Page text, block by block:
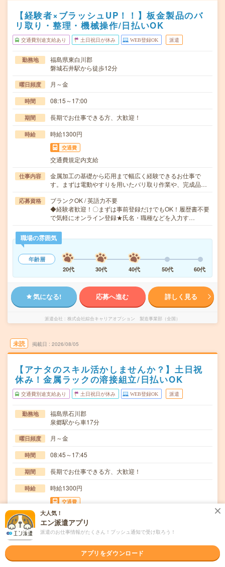
【経験者×ブラッシュUP！！】板金製品のバ
リ取り・整理・機械操作/日払いOK
交通費別途支給あり 土日祝日が休み WEB登録OK 派遣
勤務地
福島県東白川郡
磐城石井駅から徒歩12分
曜日頻度 月～金
時間 08:15～17:00
期間 長期でお仕事できる方、大歓迎！
時給 時給1300円
交通費
交通費規定内支給
仕事内容
金属加工の基礎から応用まで幅広く経験できるお仕事で
す。まずは電動やすりを用いたバリ取り作業や、完成品…
応募資格
ブランクOK / 英語力不要
◆経験者歓迎！〇まずは事前登録だけでもOK！履歴書不要
で気軽にオンライン登録★氏名・職種などを入力す…
職場の雰囲気
年齢層
20代
30代 40代 50代 60代
気になる! 応募へ進む 詳しく見る
派遣会社 株式会社綜合キャリアオプション 製造事業部（全国）
未読 掲載日 2026/08/05
【アナタのスキル活かしませんか？】土日祝
休み！金属ラックの溶接組立/日払いOK
交通費別途支給あり 土日祝日が休み WEB登録OK 派遣
勤務地
福島県石川郡
泉郷駅から車17分
曜日頻度 月～金
時間 08:45～17:45
期間 長期でお仕事できる方、大歓迎！
時給 時給1300円
交通費
交通費規定内支給
仕事内容
組立・塗装金属ラックの製造工場にて、図面を確認しなが
ブランクOK / 英語力不要
◆経験者歓迎！〇まずは事前登録だけでもOK！履歴書不要
大人気！
エン派遣アプリ
派遣のお仕事情報がたくさん！プッシュ通知で受け取ろう！
アプリをダウンロード